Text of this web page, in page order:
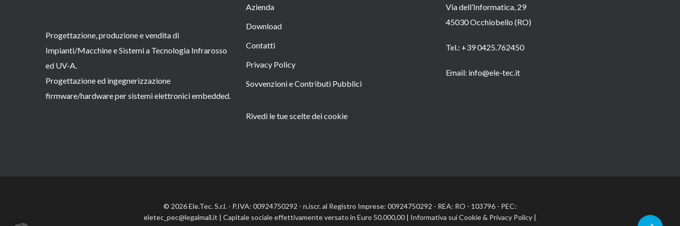
Progettazione, produzione e vendita di
Impianti/Macchine e Sistemi a Tecnologia Infrarosso
ed UV-A.
Progettazione ed ingegnerizzazione
firmware/hardware per sistemi elettronici embedded.
Azienda
Download
Contatti
Privacy Policy
Sovvenzioni e Contributi Pubblici
Rivedi le tue scelte dei cookie
Via dell’Informatica, 29
45030 Occhiobello (RO)
Tel.: +39 0425.762450
Email: info@ele-tec.it
© 2026 Ele.Tec. S.r.l. - P.IVA: 00924750292 - n.iscr. al Registro Imprese: 00924750292 - REA: RO - 103796 - PEC:
eletec_pec@legalmail.it | Capitale sociale effettivamente versato in Euro 50.000,00 | Informativa sui Cookie& Privacy Policy|